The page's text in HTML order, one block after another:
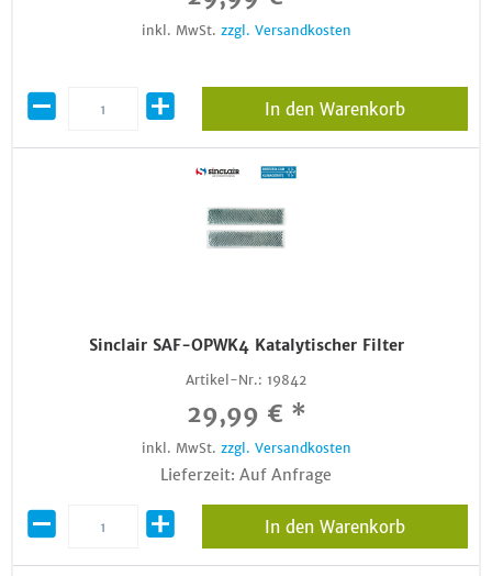
inkl. MwSt. zzgl. Versandkosten
In den Warenkorb
Sinclair SAF-OPWK4 Katalytischer Filter
Artikel-Nr.: 19842
29,99 € *
inkl. MwSt. zzgl. Versandkosten
Lieferzeit: Auf Anfrage
In den Warenkorb